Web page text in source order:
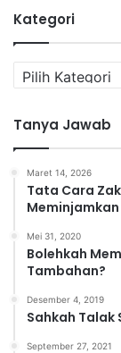
Kategori
a
e
g
Tanya Jawab
Maret 14, 2026
Tata Cara
Mei 31, 2020
Bolehkah
Tambahan?
Desember 4, 2019
Sahkah Talak
September 27, 2021